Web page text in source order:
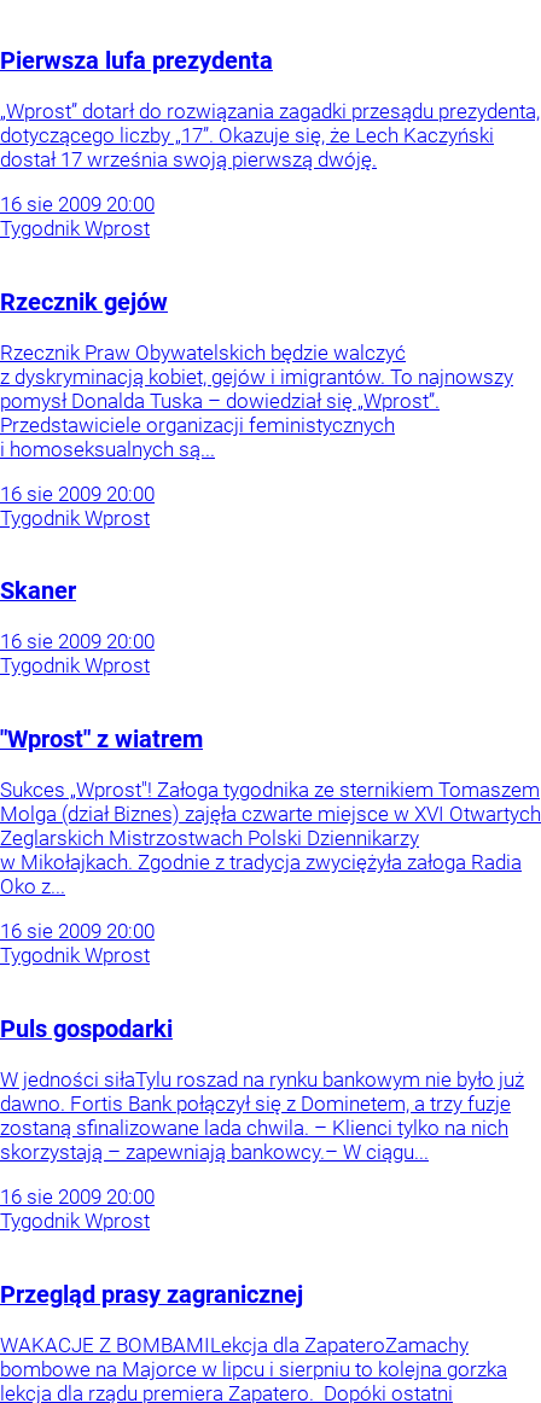
Pierwsza lufa prezydenta
„Wprost” dotarł do rozwiązania zagadki przesądu prezydenta,
dotyczącego liczby „17”. Okazuje się, że Lech Kaczyński
dostał 17 września swoją pierwszą dwóję.
16 sie 2009 20:00
Tygodnik Wprost
Rzecznik gejów
Rzecznik Praw Obywatelskich będzie walczyć
z dyskryminacją kobiet, gejów i imigrantów. To najnowszy
pomysł Donalda Tuska – dowiedział się „Wprost”.
Przedstawiciele organizacji feministycznych
i homoseksualnych są...
16 sie 2009 20:00
Tygodnik Wprost
Skaner
16 sie 2009 20:00
Tygodnik Wprost
"Wprost" z wiatrem
Sukces „Wprost"! Załoga tygodnika ze sternikiem Tomaszem
Molga (dział Biznes) zajęła czwarte miejsce w XVI Otwartych
Zeglarskich Mistrzostwach Polski Dziennikarzy
w Mikołajkach. Zgodnie z tradycja zwyciężyła załoga Radia
Oko z...
16 sie 2009 20:00
Tygodnik Wprost
Puls gospodarki
W jedności siłaTylu roszad na rynku bankowym nie było już
dawno. Fortis Bank połączył się z Dominetem, a trzy fuzje
zostaną sfinalizowane lada chwila. – Klienci tylko na nich
skorzystają – zapewniają bankowcy.– W ciągu...
16 sie 2009 20:00
Tygodnik Wprost
Przegląd prasy zagranicznej
WAKACJE Z BOMBAMILekcja dla ZapateroZamachy
bombowe na Majorce w lipcu i sierpniu to kolejna gorzka
lekcja dla rządu premiera Zapatero. Dopóki ostatni